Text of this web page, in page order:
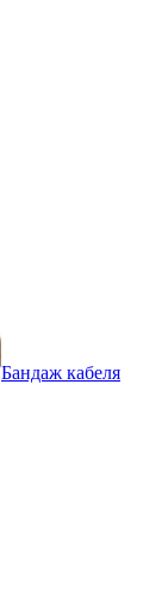
Бандаж кабеля